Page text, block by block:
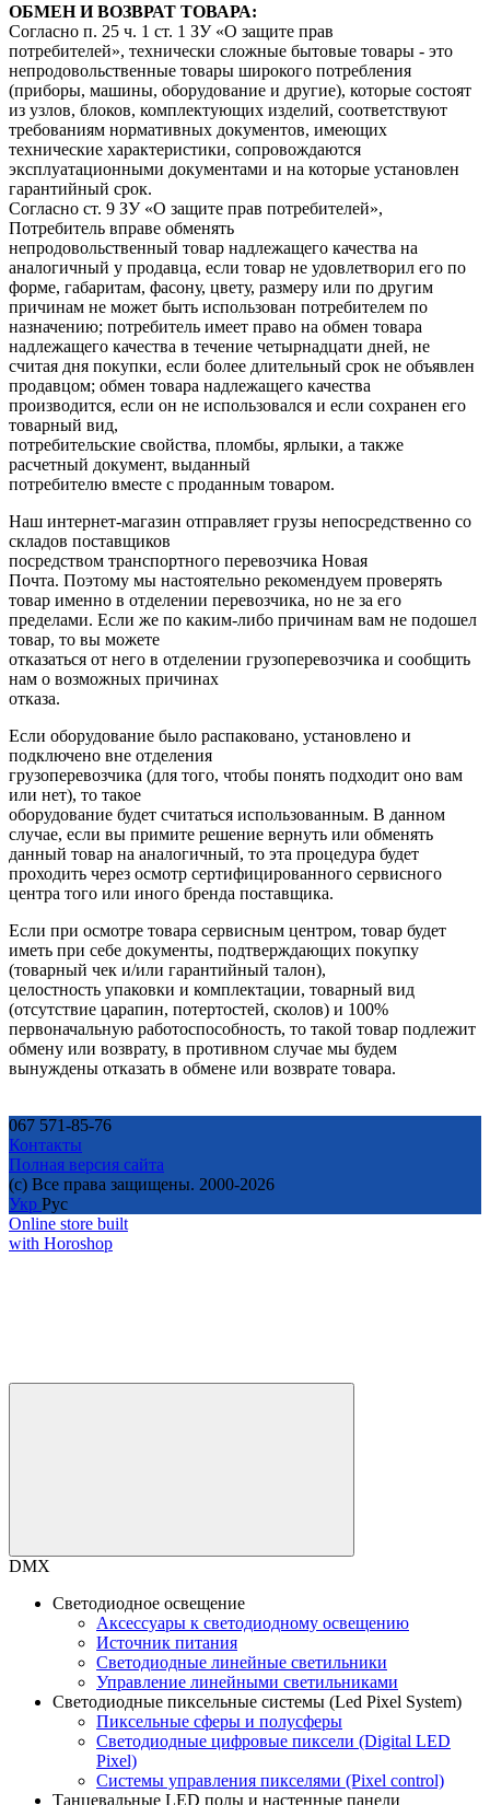
ОБМЕН И ВОЗВРАТ ТОВАРА:
Согласно п. 25 ч. 1 ст. 1 ЗУ «О защите прав
потребителей», технически сложные бытовые товары - это
непродовольственные товары широкого потребления
(приборы, машины, оборудование и другие), которые состоят
из узлов, блоков, комплектующих изделий, соответствуют
требованиям нормативных документов, имеющих
технические характеристики, сопровождаются
эксплуатационными документами и на которые установлен
гарантийный срок.
Согласно ст. 9 ЗУ «О защите прав потребителей»,
Потребитель вправе обменять
непродовольственный товар надлежащего качества на
аналогичный у продавца, если товар не удовлетворил его по
форме, габаритам, фасону, цвету, размеру или по другим
причинам не может быть использован потребителем по
назначению; потребитель имеет право на обмен товара
надлежащего качества в течение четырнадцати дней, не
считая дня покупки, если более длительный срок не объявлен
продавцом; обмен товара надлежащего качества
производится, если он не использовался и если сохранен его
товарный вид,
потребительские свойства, пломбы, ярлыки, а также
расчетный документ, выданный
потребителю вместе с проданным товаром.
Наш интернет-магазин отправляет грузы непосредственно со
складов поставщиков
посредством транспортного перевозчика Новая
Почта. Поэтому мы настоятельно рекомендуем проверять
товар именно в отделении перевозчика, но не за его
пределами. Если же по каким-либо причинам вам не подошел
товар, то вы можете
отказаться от него в отделении грузоперевозчика и сообщить
нам о возможных причинах
отказа.
Если оборудование было распаковано, установлено и
подключено вне отделения
грузоперевозчика (для того, чтобы понять подходит оно вам
или нет), то такое
оборудование будет считаться использованным. В данном
случае, если вы примите решение вернуть или обменять
данный товар на аналогичный, то эта процедура будет
проходить через осмотр сертифицированного сервисного
центра того или иного бренда поставщика.
Если при осмотре товара сервисным центром, товар будет
иметь при себе документы, подтверждающих покупку
(товарный чек и/или гарантийный талон),
целостность упаковки и комплектации, товарный вид
(отсутствие царапин, потертостей, сколов) и 100%
первоначальную работоспособность, то такой товар подлежит
обмену или возврату, в противном случае мы будем
вынуждены отказать в обмене или возврате товара.
067 571-85-76
Контакты
Полная версия сайта
(c) Все права защищены. 2000-2026
Укр Рус
Online store built
with Horoshop
DMX
Светодиодное освещение
Аксессуары к светодиодному освещению
Источник питания
Светодиодные линейные светильники
Управление линейными светильниками
Светодиодные пиксельные системы (Led Pixel System)
Пиксельные сферы и полусферы
Светодиодные цифровые пиксели (Digital LED
Pixel)
Системы управления пикселями (Pixel control)
Танцевальные LED полы и настенные панели